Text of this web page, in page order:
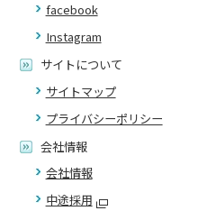
facebook
Instagram
サイトについて
サイトマップ
プライバシーポリシー
会社情報
会社情報
中途採用